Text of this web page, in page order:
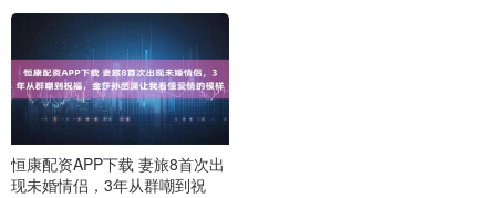
恒康配资APP下载 妻旅8首次出
现未婚情侣，3年从群嘲到祝